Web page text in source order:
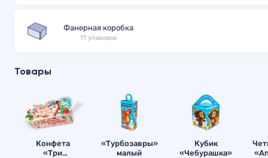
Фанерная коробка
11 упаковок
Товары
Конфета
«Три
«Турбозавры»
малый
Кубик
«Чебурашка»